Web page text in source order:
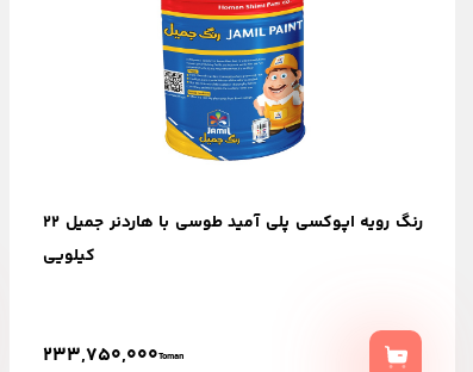
رنگ رویه اپوکسی پلی آمید طوسی با هاردنر جمیل 22
کیلویی
233,750,000Toman